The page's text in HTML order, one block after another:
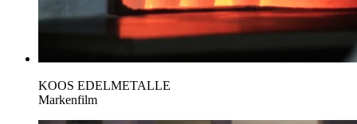
KOOS EDELMETALLE
Markenfilm